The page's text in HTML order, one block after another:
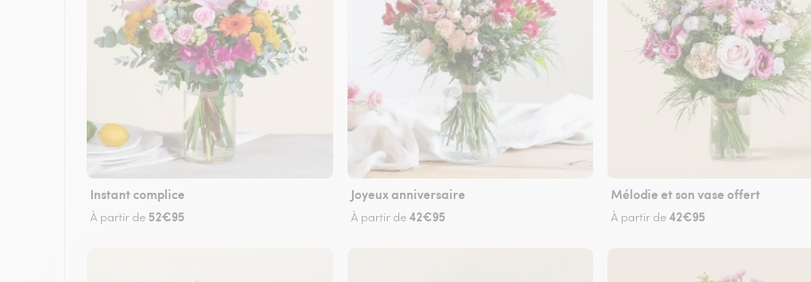
Instant complice
À partir de 52€95
Joyeux anniversaire
À partir de42€95
Mélodie et son vase offert
À partir de42€95